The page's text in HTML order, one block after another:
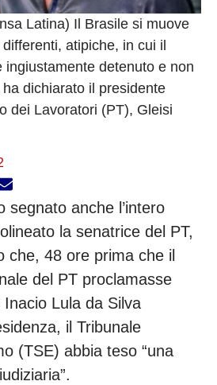
Latina) Il Brasile si muove
atipiche, in cui il
ingiustamente detenuto e non
dichiarato il presidente
dei Lavoratori (PT), Gleisi
segnato anche l’intero
la senatrice del PT,
che, 48 ore prima che il
del PT proclamasse
Lula da Silva
il Tribunale
(TSE) abbia teso “una